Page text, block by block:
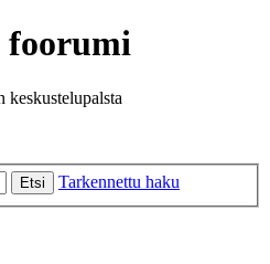
keskustelupalsta
Etsi Tarkennettu haku